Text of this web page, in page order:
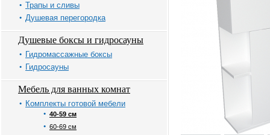
Трапы и сливы
Душевая перегородка
Душевые боксы и гидросауны
Гидромассажные боксы
Гидросауны
Мебель для ванных комнат
Комплекты готовой мебели
40-59 см
60-69 см